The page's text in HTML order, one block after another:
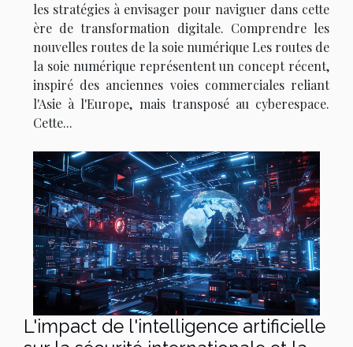
les stratégies à envisager pour naviguer dans cette
ère de transformation digitale. Comprendre les
nouvelles routes de la soie numérique Les routes de
la soie numérique représentent un concept récent,
inspiré des anciennes voies commerciales reliant
l'Asie à l'Europe, mais transposé au cyberespace.
Cette...
L'impact de l'intelligence artificielle